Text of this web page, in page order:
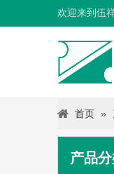
欢迎来到伍
首页 »
产品